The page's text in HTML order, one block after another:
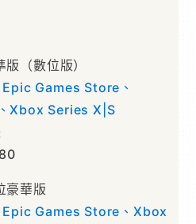
版（數位版）
Epic Games Store 、
、Xbox Series X|S
豪華版
Epic Games Store 、 Xbox